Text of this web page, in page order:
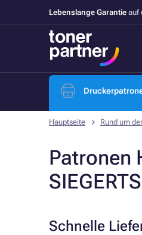
Lebenslange Garantie auf
Hauptseite Rund um
Patronen
Schnelle